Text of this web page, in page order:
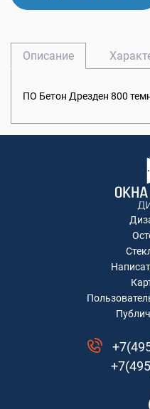
Описание
ПО Бетон Дрезден 800